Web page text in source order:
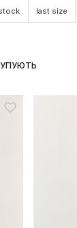
last size